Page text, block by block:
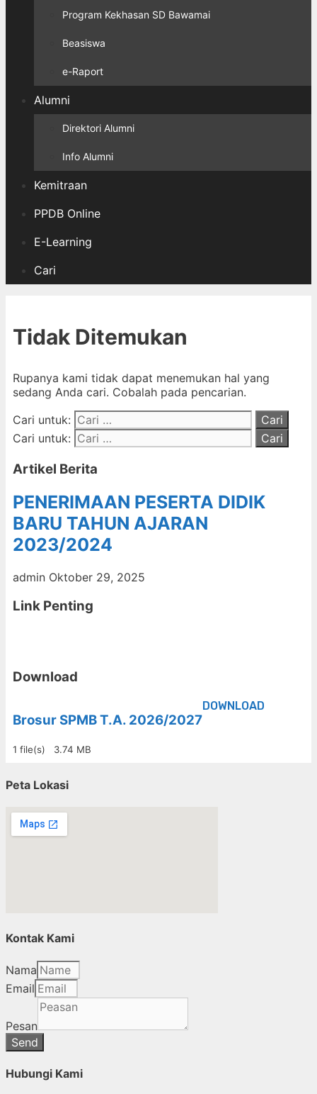
Program Kekhasan SD Bawamai
Beasiswa
e-Raport
Alumni
Direktori Alumni
Info Alumni
Kemitraan
PPDB Online
E-Learning
Cari
Tidak Ditemukan
Rupanya kami tidak dapat menemukan hal yang
sedang Anda cari. Cobalah pada pencarian.
Cari untuk:
Cari untuk:
Artikel Berita
PENERIMAAN PESERTA DIDIK
BARU TAHUN AJARAN
2023/2024
admin Oktober 29, 2025
Link Penting
Download
Brosur SPMB T.A. 2026/2027
1 file(s) 3.74 MB
DOWNLOAD
Peta Lokasi
Kontak Kami
Nama
Email
Pesan
Send
Hubungi Kami